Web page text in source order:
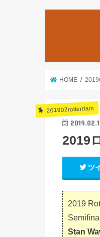
HOME
201902rotterdam
2019
ツ
2019
Stan